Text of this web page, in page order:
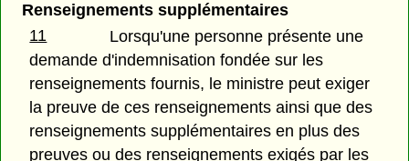
Renseignements supplémentaires
11
Lorsqu'une personne présente une
demande d'indemnisation fondée sur les
renseignements fournis, le ministre peut exiger
la preuve de ces renseignements ainsi que des
renseignements supplémentaires en plus des
preuves ou des renseignements exigés par les